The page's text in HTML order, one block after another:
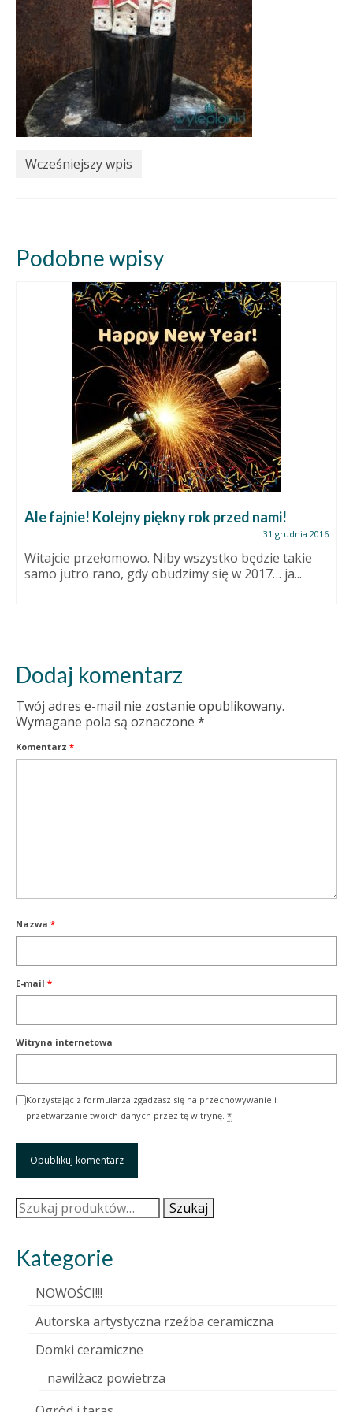
Wcześniejszy wpis
Podobne wpisy
Ale fajnie! Kolejny piękny rok przed nami!
31 grudnia 2016
Witajcie przełomowo. Niby wszystko będzie takie
samo jutro rano, gdy obudzimy się w 2017… ja...
Dodaj komentarz
Twój adres e-mail nie zostanie opublikowany.
Wymagane pola są oznaczone *
Komentarz *
Nazwa *
E-mail *
Witryna internetowa
Korzystając z formularza zgadzasz się na przechowywanie i
przetwarzanie twoich danych przez tę witrynę. *
Szukaj: Szukaj
Kategorie
NOWOŚCI!!!
Autorska artystyczna rzeźba ceramiczna
Domki ceramiczne
nawilżacz powietrza